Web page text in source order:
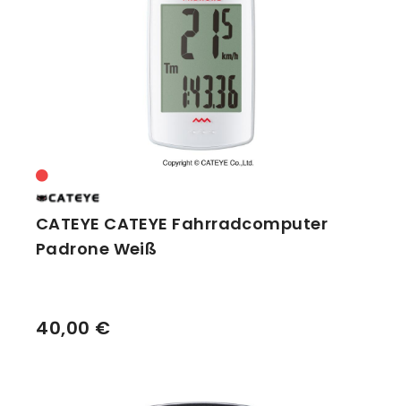
CATEYE CATEYE Fahrradcomputer
Padrone Weiß
40,00 €